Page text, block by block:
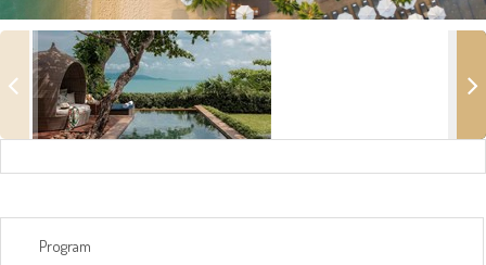
Program